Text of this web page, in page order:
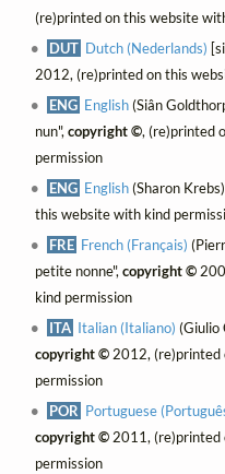
(re)printed on this website
DUT Dutch (Nederlands)
2012, (re)printed on this
ENG English(Siân
nun", copyright ©, (re)printed
permission
ENG English(Sharon
this website with kind
FRE French (Français)
petite nonne",copyright ©
kind permission
ITA Italian (Italiano) (Giulio
copyright ©2012, (re)printed
permission
POR Portuguese
copyright ©2011, (re)printed
permission